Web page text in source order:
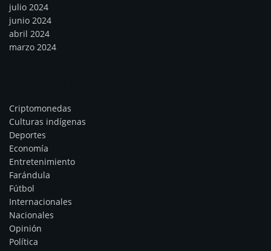
julio 2024
junio 2024
abril 2024
marzo 2024
Criptomonedas
Culturas indígenas
Deportes
Economía
Entretenimiento
Farándula
Fútbol
Internacionales
Nacionales
Opinión
Política